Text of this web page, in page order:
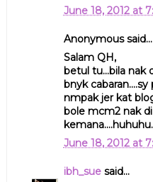
June 18, 2012 at
Anonymous said...
Salam QH,
betul tu...bila nak
bnyk
nmpak jer kat
bole mcm2 nak
June 18, 2012 at
ibh_suesaid...